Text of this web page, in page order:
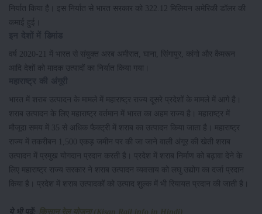
निर्यात किया है। इस निर्यात से भारत सरकार को 322.12 मिलियन अमेरिकी डॉलर की
कमाई हुई।
वर्ष 2020-21 में भारत से संयुक्त अरब अमीरात, घाना, सिंगापुर, कांगो और कैमरून
आदि देशों को मादक उत्पादों का निर्यात किया गया।
भारत में शराब उत्पादन के मामले में महाराष्ट्र राज्य दूसरे प्रदेशों के मामले में आगे है।
शराब उत्पादन के लिए महाराष्ट्र वर्तमान में भारत का अहम राज्य है। महाराष्ट्र में
मौजूदा समय में 35 से अधिक फैक्ट्री में शराब का उत्पादन किया जाता है। महाराष्ट्र
राज्य में तकरीबन 1,500 एकड़ जमीन पर की जा जाने वाली अंगूर की खेती शराब
उत्पादन में प्रमुख योगदान प्रदान करती है। प्रदेश में शराब निर्माण को बढ़ावा देने के
लिए महाराष्ट्र राज्य सरकार ने शराब उत्पादन व्यवसाय को लघु उद्योग का दर्जा प्रदान
किया है। प्रदेश में शराब उत्पादकों को उत्पाद शुल्क में भी रियायत प्रदान की जाती है।
ये भी पढ़ें: किसान रेल योजना (Kisan Rail info in Hindi)